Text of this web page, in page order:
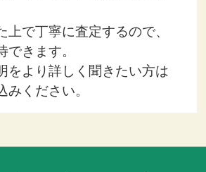
で丁寧に査定するので、
きます。
をより詳しく聞きたい方は
ください。